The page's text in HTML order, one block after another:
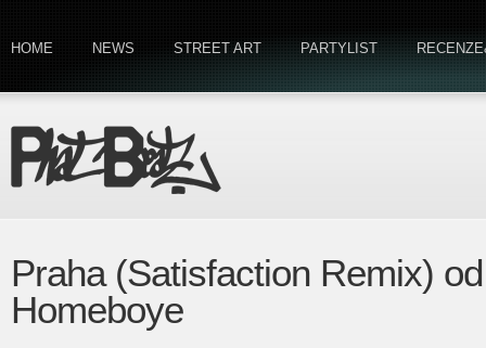
HOME NEWS STREET ART PARTYLIST
Praha (Satisfaction Remix)
Homeboye